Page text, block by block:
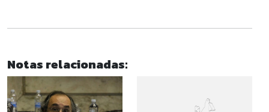
Notas relacionadas: